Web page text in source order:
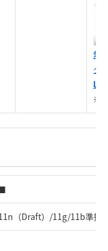
無
タ
※
（Draft）/11g/11b準拠